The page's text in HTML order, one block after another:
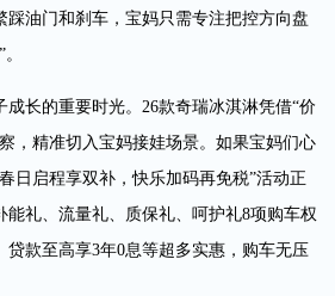
油门和刹车，宝妈只需专注把控方向盘
长的重要时光。26款奇瑞冰淇淋凭借“价
，精准切入宝妈接娃场景。如果宝妈们心
日启程享双补，快乐加码再免税”活动正
礼、流量礼、质保礼、呵护礼8项购车权
贷款至高享3年0息等超多实惠，购车无压